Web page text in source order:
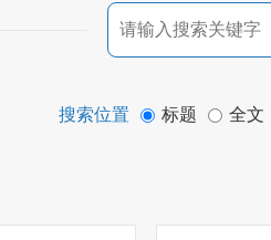
搜索位置 标题 全文